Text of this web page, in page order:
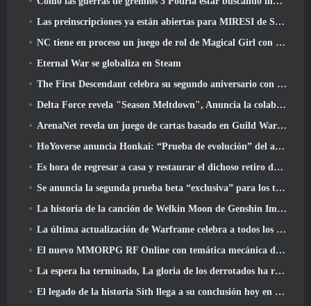
Las preinscripciones ya están abiertas para MIRESI de Smilegate: Futuro invisible
NC tiene en proceso un juego de rol de Magical Girl con un estilo artístico inspirado en el anime de los 90
Eternal War se globaliza en Steam
The First Descendant celebra su segundo aniversario con Descendant Fest 2026 Arroyo
Delta Force revela "Season Meltdown", Anuncia la colaboración de Rainbow Six Siege
ArenaNet revela un juego de cartas basado en Guild Wars, Atado a la niebla
HoYoverse anuncia Honkai: “Prueba de evolución” del anime Nexus
Es hora de regresar a casa y restaurar el dichoso retiro donde se encuentran los vientos
Se anuncia la segunda prueba beta “exclusiva” para los tomadores de tiempo del shooter de supervivencia en equipo
La historia de la canción de Welkin Moon de Genshin Impact llega y termina.. en la luna
La última actualización de Warframe celebra a todos los papás espaciales
El nuevo MMORPG RF Online con temática mecánica de Netmarble se lanza a nivel mundial
La espera ha terminado, La gloria de los derrotados ha regresado
El legado de la historia Sith llega a su conclusión hoy en la última actualización de SWTOR